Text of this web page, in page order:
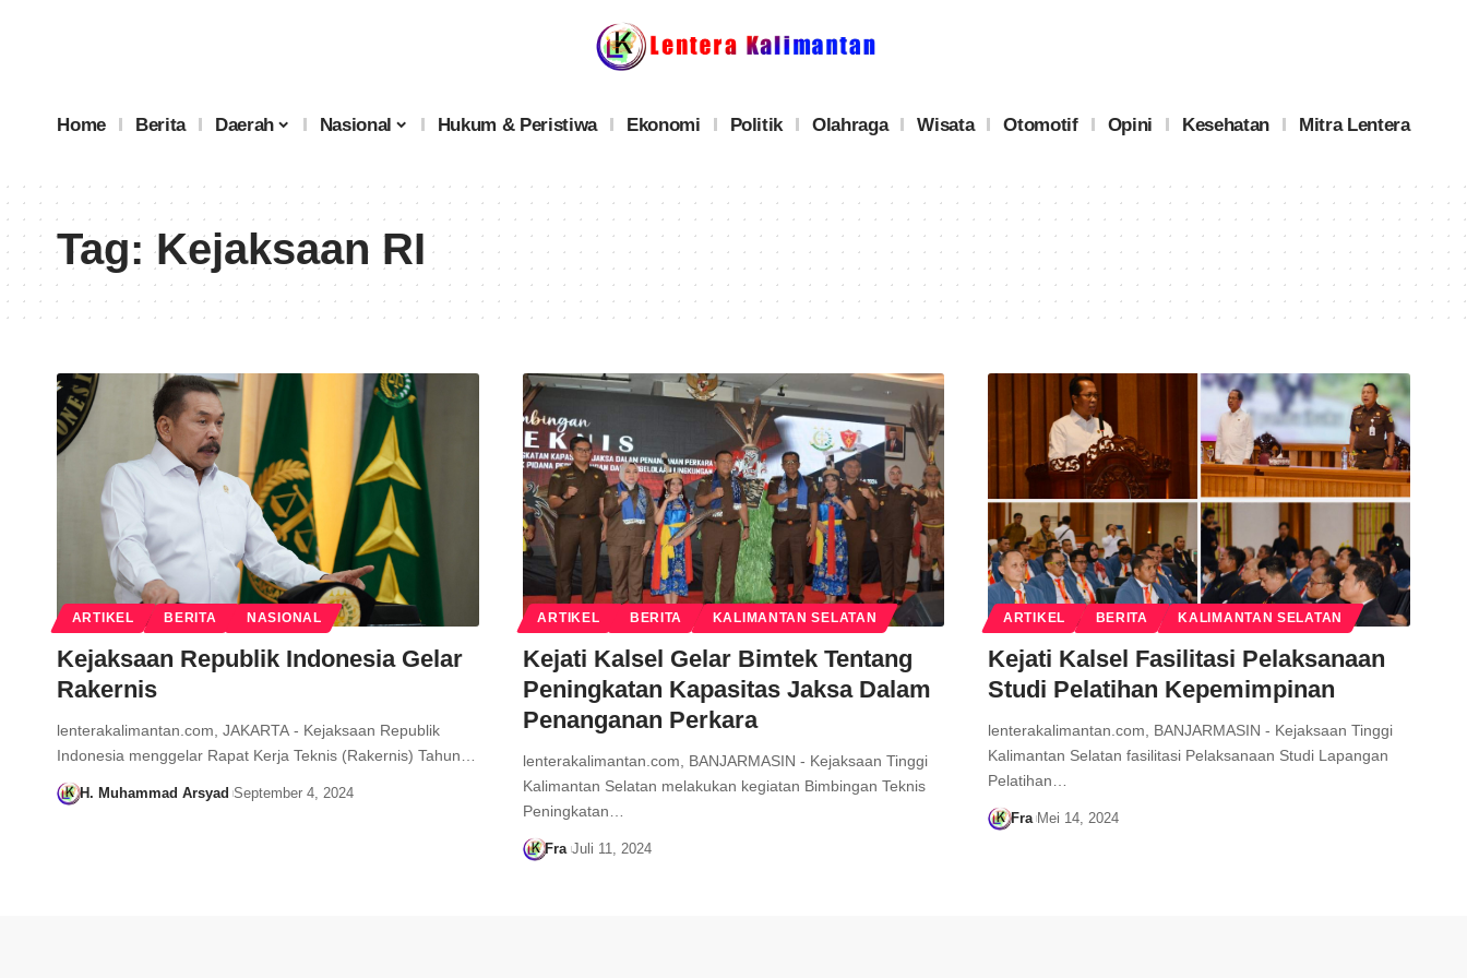
Home Berita Daerah Nasional Hukum & Peristiwa Ekonomi Politik Olahraga Wisata Otomotif Opini Kesehatan Mitra Lentera
Tag:Kejaksaan RI
ARTIKEL BERITA NASIONAL
Kejaksaan Republik Indonesia Gelar
Rakernis
lenterakalimantan.com, JAKARTA - Kejaksaan Republik
Indonesia menggelar Rapat Kerja Teknis (Rakernis) Tahun…
H. Muhammad Arsyad September 4, 2024
ARTIKEL BERITA KALIMANTAN SELATAN
Kejati Kalsel Gelar Bimtek Tentang
Peningkatan Kapasitas Jaksa Dalam
Penanganan Perkara
lenterakalimantan.com, BANJARMASIN - Kejaksaan Tinggi
Kalimantan Selatan melakukan kegiatan Bimbingan Teknis
Peningkatan…
Fra Juli 11, 2024
ARTIKEL BERITA KALIMANTAN SELATAN
Kejati Kalsel Fasilitasi Pelaksanaan
Studi Pelatihan Kepemimpinan
lenterakalimantan.com, BANJARMASIN - Kejaksaan Tinggi
Kalimantan Selatan fasilitasi Pelaksanaan Studi Lapangan
Pelatihan…
Fra Mei 14, 2024